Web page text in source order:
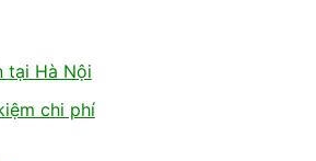
tại Hà Nội
chi phí